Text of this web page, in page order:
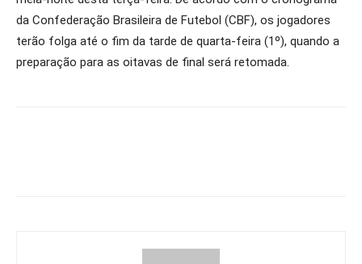
da Confederação Brasileira de Futebol (CBF), os jogadores
terão folga até o fim da tarde de quarta-feira (1º), quando a
preparação para as oitavas de final será retomada.